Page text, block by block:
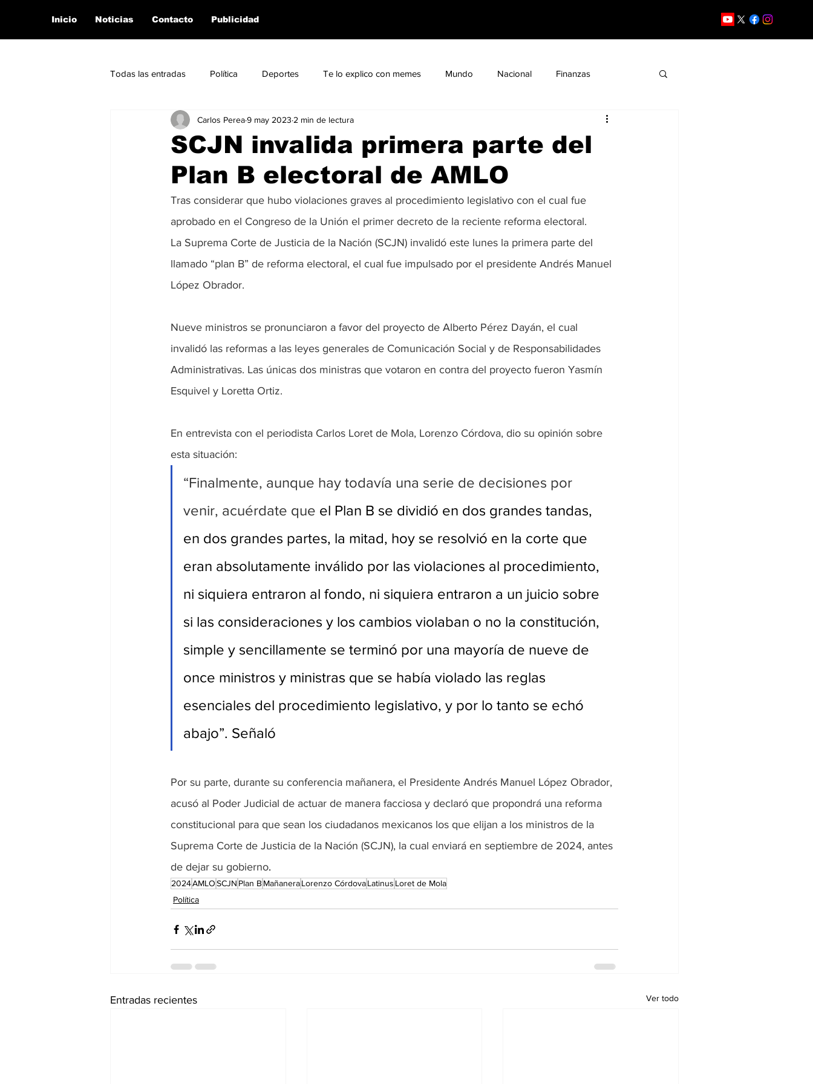
Inicio Noticias Contacto Publicidad
Todas las entradas Política Deportes Te lo explico con memes Mundo Nacional Finanzas
Entretenimiento Te lo explíco con memes #ConoceATuDiputado
SCJN invalida primera parte del
Plan B electoral de AMLO
Carlos Perea9 may 2023 2 min de lectura
Tras considerar que hubo violaciones graves al procedimiento legislativo con el cual fue
aprobado en el Congreso de la Unión el primer decreto de la reciente reforma electoral.
La Suprema Corte de Justicia de la Nación (SCJN) invalidó este lunes la primera parte del
llamado “plan B” de reforma electoral, el cual fue impulsado por el presidente Andrés Manuel
López Obrador.
Nueve ministros se pronunciaron a favor del proyecto de Alberto Pérez Dayán, el cual
invalidó las reformas a las leyes generales de Comunicación Social y de Responsabilidades
Administrativas. Las únicas dos ministras que votaron en contra del proyecto fueron Yasmín
Esquivel y Loretta Ortiz.
En entrevista con el periodista Carlos Loret de Mola, Lorenzo Córdova, dio su opinión sobre
esta situación:
“Finalmente, aunque hay todavía una serie de decisiones por
venir, acuérdate que el Plan B se dividió en dos grandes tandas,
en dos grandes partes, la mitad, hoy se resolvió en la corte que
eran absolutamente inválido por las violaciones al procedimiento,
ni siquiera entraron al fondo, ni siquiera entraron a un juicio sobre
si las consideraciones y los cambios violaban o no la constitución,
simple y sencillamente se terminó por una mayoría de nueve de
once ministros y ministras que se había violado las reglas
esenciales del procedimiento legislativo, y por lo tanto se echó
abajo”. Señaló
Por su parte, durante su conferencia mañanera, el Presidente Andrés Manuel López Obrador,
acusó al Poder Judicial de actuar de manera facciosa y declaró que propondrá una reforma
constitucional para que sean los ciudadanos mexicanos los que elijan a los ministros de la
Suprema Corte de Justicia de la Nación (SCJN), la cual enviará en septiembre de 2024, antes
de dejar su gobierno.
2024AMLOSCJN Plan B MañaneraLorenzo CórdovaLatinus Loret de Mola
Política
Entradas recientes Ver todo